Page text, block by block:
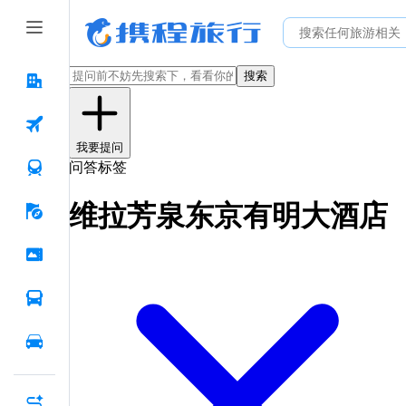
搜索
我要提问
问答标签
维拉芳泉东京有明大酒店